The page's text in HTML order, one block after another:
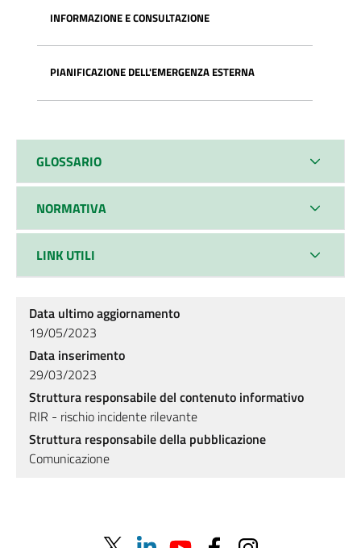
INFORMAZIONE E CONSULTAZIONE
PIANIFICAZIONE DELL'EMERGENZA ESTERNA
GLOSSARIO
NORMATIVA
LINK UTILI
Data ultimo aggiornamento
19/05/2023
Data inserimento
29/03/2023
Struttura responsabile del contenuto informativo
RIR - rischio incidente rilevante
Struttura responsabile della pubblicazione
Comunicazione